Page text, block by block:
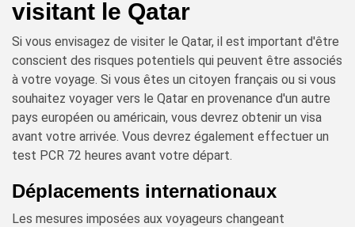
visitant le Qatar
Si vous envisagez de visiter le Qatar, il est important d'être
conscient des risques potentiels qui peuvent être associés
à votre voyage. Si vous êtes un citoyen français ou si vous
souhaitez voyager vers le Qatar en provenance d'un autre
pays européen ou américain, vous devrez obtenir un visa
avant votre arrivée. Vous devrez également effectuer un
test PCR 72 heures avant votre départ.
Déplacements internationaux
Les mesures imposées aux voyageurs changeant